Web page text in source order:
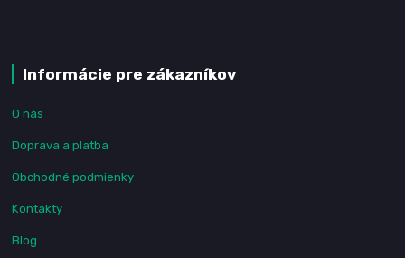
Informácie pre zákazníkov
O nás
Doprava a platba
Obchodné podmienky
Kontakty
Blog